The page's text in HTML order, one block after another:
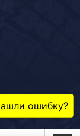
ошибку?